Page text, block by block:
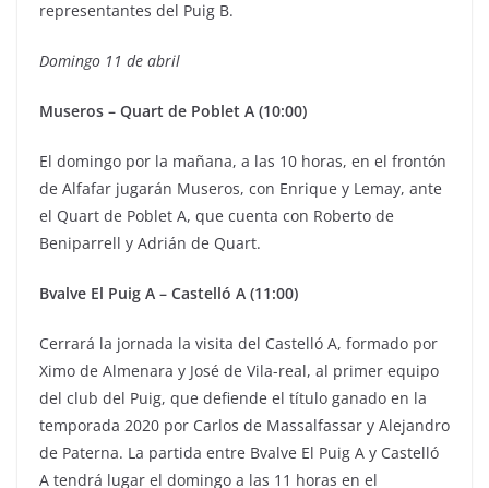
representantes del Puig B.
Domingo 11 de abril
Museros – Quart de Poblet A (10:00)
El domingo por la mañana, a las 10 horas, en el frontón
de Alfafar jugarán Museros, con Enrique y Lemay, ante
el Quart de Poblet A, que cuenta con Roberto de
Beniparrell y Adrián de Quart.
Bvalve El Puig A – Castelló A (11:00)
Cerrará la jornada la visita del Castelló A, formado por
Ximo de Almenara y José de Vila-real, al primer equipo
del club del Puig, que defiende el título ganado en la
temporada 2020 por Carlos de Massalfassar y Alejandro
de Paterna. La partida entre Bvalve El Puig A y Castelló
A tendrá lugar el domingo a las 11 horas en el